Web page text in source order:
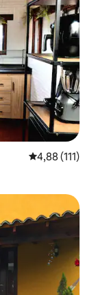
4,88 de uma
4,88 (111)